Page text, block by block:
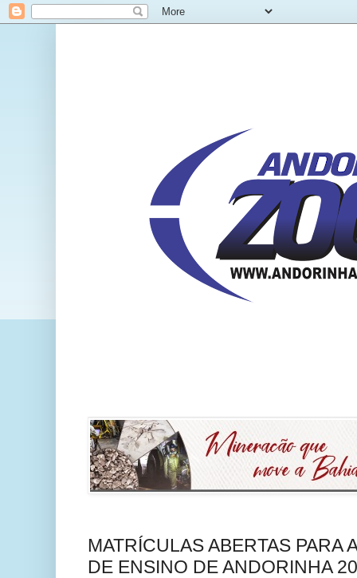
MATRÍCULAS ABERTAS PARA
DE ENSINO DE ANDORINHA